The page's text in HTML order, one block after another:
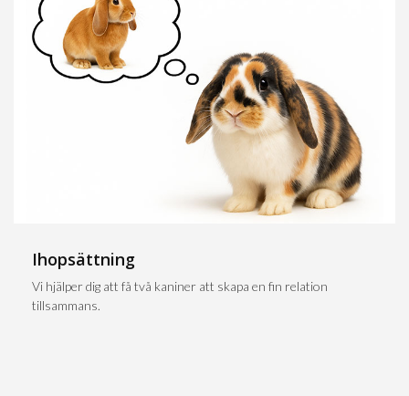
Ihopsättning
Vi hjälper dig att få två kaniner att skapa en fin relation
tillsammans.